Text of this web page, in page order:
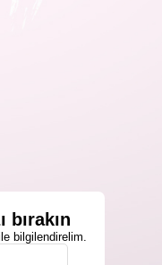
bırakın
bilgilendirelim.